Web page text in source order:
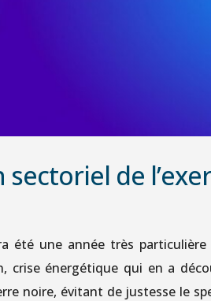
sectoriel de
été une année très
crise énergétique qui en a
noire, évitant de justesse le